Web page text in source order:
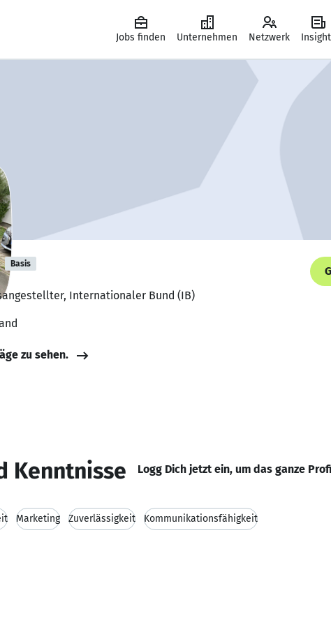
Jobs finden Unternehmen Netzwerk
Basis
Internationaler Bund (IB)
zu sehen.
Kenntnisse Logg Dich jetzt ein, um das ganze
Marketing Zuverlässigkeit Kommunikationsfähigkeit